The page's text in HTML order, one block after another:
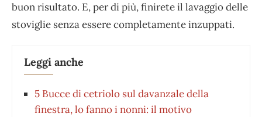
buon risultato. E, per di più, finirete il lavaggio delle
stoviglie senza essere completamente inzuppati.
Leggi anche
5 Bucce di cetriolo sul davanzale della
finestra, lo fanno i nonni: il motivo